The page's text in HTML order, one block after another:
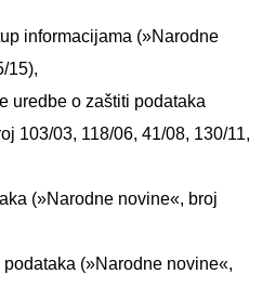
informacijama (»Narodne
15),
uredbe o zaštiti podataka
103/03, 118/06, 41/08, 130/11,
(»Narodne novine«, broj
(»Narodne novine«,